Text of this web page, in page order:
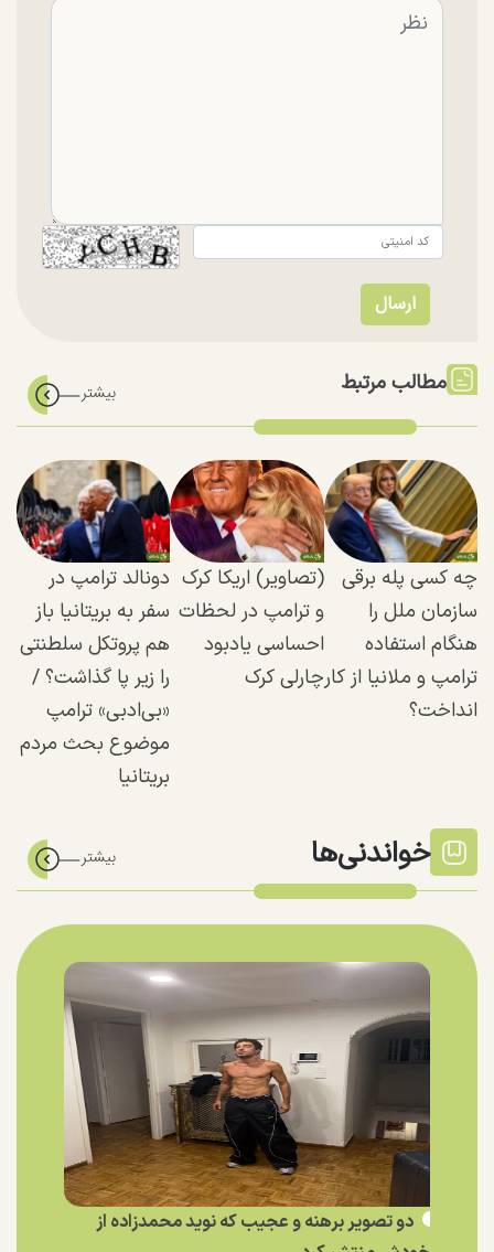
مطالب مرتبط
چه کسی پله برقی
سازمان ملل را
هنگام استفاده
ترامپ و ملانیا از کار
انداخت؟
(تصاویر) اریکا کرک
و ترامپ در لحظات
احساسی یادبود
چارلی کرک
دونالد ترامپ در
سفر به بریتانیا باز
هم پروتکل سلطنتی
را زیر پا گذاشت؟ /
«بی‌ادبی» ترامپ
موضوع بحث مردم
بریتانیا
خواندنی‌ها
دو تصویر برهنه و عجیب که نوید محمدزاده از